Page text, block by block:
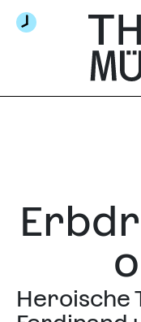
Heroische